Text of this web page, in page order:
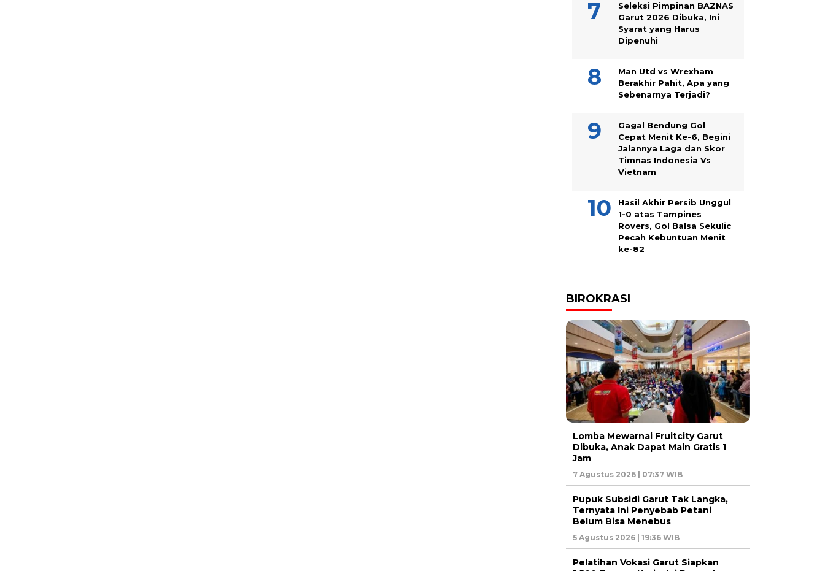
Seleksi Pimpinan BAZNAS
Garut 2026 Dibuka, Ini
Syarat yang Harus
Dipenuhi
Man Utd vs Wrexham
Berakhir Pahit, Apa yang
Sebenarnya Terjadi?
Gagal Bendung Gol
Cepat Menit Ke-6, Begini
Jalannya Laga dan Skor
Timnas Indonesia Vs
Vietnam
Hasil Akhir Persib Unggul
1-0 atas Tampines
Rovers, Gol Balsa Sekulic
Pecah Kebuntuan Menit
ke-82
BIROKRASI
Lomba Mewarnai Fruitcity Garut
Dibuka, Anak Dapat Main Gratis 1
Jam
7 Agustus 2026 | 07:37 WIB
Pupuk Subsidi Garut Tak Langka,
Ternyata Ini Penyebab Petani
Belum Bisa Menebus
5 Agustus 2026 | 19:36 WIB
Pelatihan Vokasi Garut Siapkan